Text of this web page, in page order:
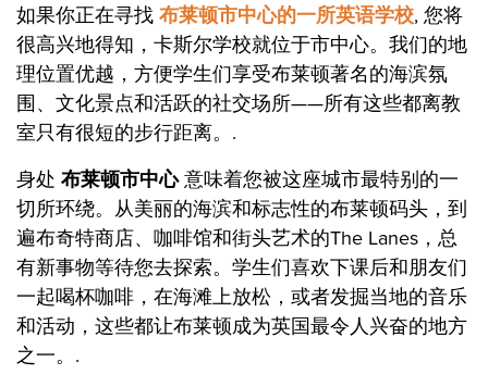
如果你正在寻找布莱顿市中心的一所英语学校, 您将
很高兴地得知，卡斯尔学校就位于市中心。我们的地
理位置优越，方便学生们享受布莱顿著名的海滨氛
围、文化景点和活跃的社交场所——所有这些都离教
室只有很短的步行距离。.
身处 布莱顿市中心意味着您被这座城市最特别的一
切所环绕。从美丽的海滨和标志性的布莱顿码头，到
遍布奇特商店、咖啡馆和街头艺术的The Lanes，总
有新事物等待您去探索。学生们喜欢下课后和朋友们
一起喝杯咖啡，在海滩上放松，或者发掘当地的音乐
和活动，这些都让布莱顿成为英国最令人兴奋的地方
之一。.